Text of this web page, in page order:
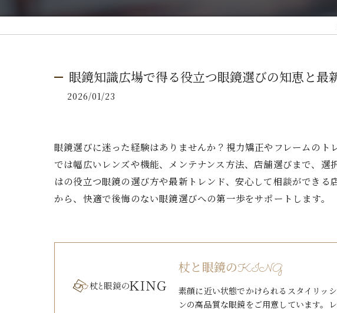
眼鏡知識広場で得る役立つ眼鏡選びの知恵と最
2026/01/23
眼鏡選びに迷った経験はありませんか？視力矯正やフレームの
では幅広いレンズや機能、メンテナンス方法、店舗選びまで、
はの役立つ眼鏡の選び方や最新トレンド、安心して相談ができ
から、快適で後悔のない眼鏡選びへの第一歩をサポートします。
杖と眼鏡のKING
素顔に近い状態でかけられるスタイリッ
ンの高品質な眼鏡をご用意しています。